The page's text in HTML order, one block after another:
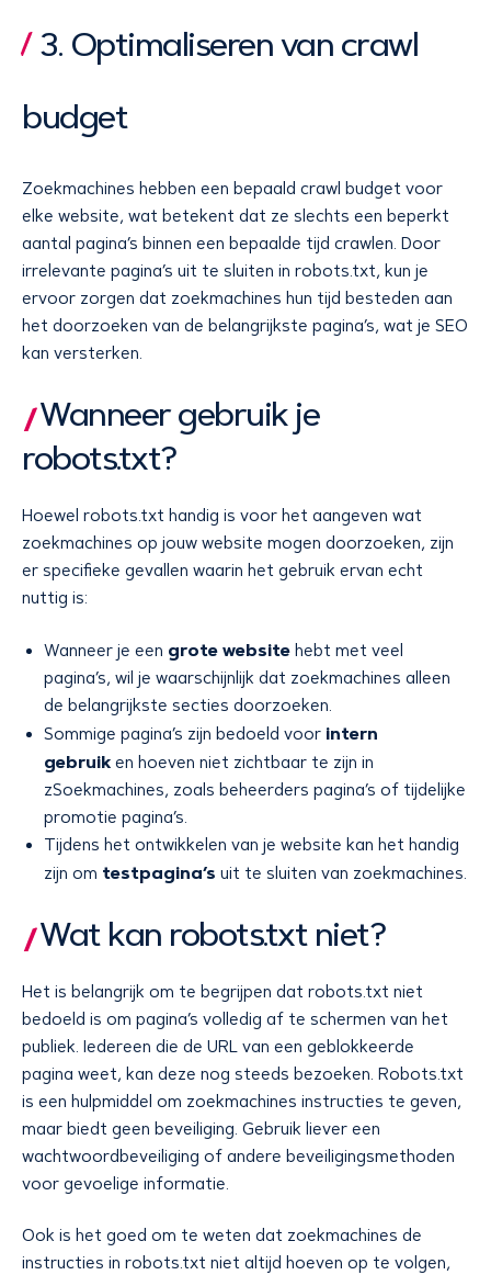
3. Optimaliseren van crawl
budget
Zoekmachines hebben een bepaald crawl budget voor
elke website, wat betekent dat ze slechts een beperkt
aantal pagina’s binnen een bepaalde tijd crawlen. Door
irrelevante pagina’s uit te sluiten in robots.txt, kun je
ervoor zorgen dat zoekmachines hun tijd besteden aan
het doorzoeken van de belangrijkste pagina’s, wat je SEO
kan versterken.
Wanneer gebruik je
robots.txt?
Hoewel robots.txt handig is voor het aangeven wat
zoekmachines op jouw website mogen doorzoeken, zijn
er specifieke gevallen waarin het gebruik ervan echt
nuttig is:
Wanneer je een grote website hebt met veel
pagina’s, wil je waarschijnlijk dat zoekmachines alleen
de belangrijkste secties doorzoeken.
Sommige pagina’s zijn bedoeld voor intern
gebruik en hoeven niet zichtbaar te zijn in
zSoekmachines, zoals beheerders pagina’s of tijdelijke
promotie pagina’s.
Tijdens het ontwikkelen van je website kan het handig
zijn om testpagina’s uit te sluiten van zoekmachines.
Wat kan robots.txt niet?
Het is belangrijk om te begrijpen dat robots.txt niet
bedoeld is om pagina’s volledig af te schermen van het
publiek. Iedereen die de URL van een geblokkeerde
pagina weet, kan deze nog steeds bezoeken. Robots.txt
is een hulpmiddel om zoekmachines instructies te geven,
maar biedt geen beveiliging. Gebruik liever een
wachtwoordbeveiliging of andere beveiligingsmethoden
voor gevoelige informatie.
Ook is het goed om te weten dat zoekmachines de
instructies in robots.txt niet altijd hoeven op te volgen,